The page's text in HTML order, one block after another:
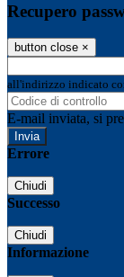
Recupero
button close ×
all'indirizzo indicato
E-mail inviata, si
Errore
Chiudi
Successo
Chiudi
Informazione